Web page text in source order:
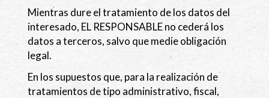
Mientras dure el tratamiento de los datos del
interesado, EL RESPONSABLE no cederá los
datos a terceros, salvo que medie obligación
legal.
En los supuestos que, para la realización de
tratamientos de tipo administrativo, fiscal,